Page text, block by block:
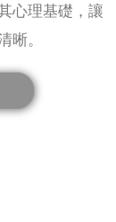
心理基礎，讓
晰。